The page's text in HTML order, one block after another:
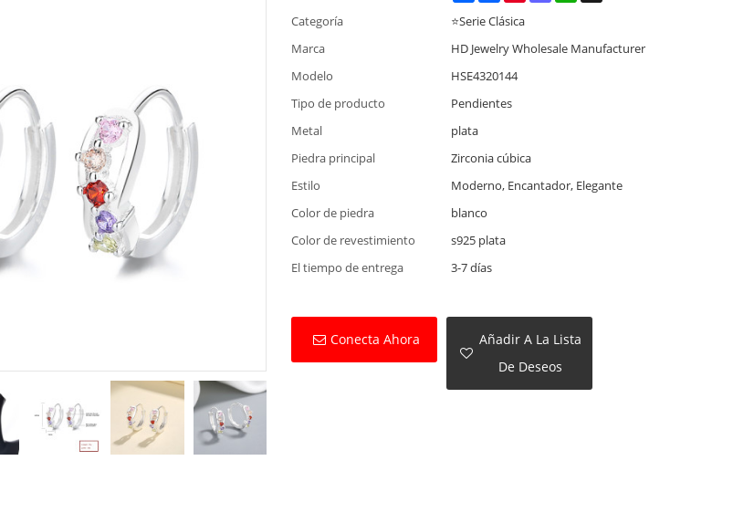
Categoría
⭐Serie Clásica
Marca
HD Jewelry Wholesale Manufacturer
Modelo
HSE4320144
Tipo de producto
Pendientes
Metal
plata
Piedra principal
Zirconia cúbica
Estilo
Moderno, Encantador, Elegante
Color de piedra
blanco
Color de revestimiento
s925 plata
El tiempo de entrega
3-7 días
Conecta Ahora
Añadir A La Lista
De Deseos